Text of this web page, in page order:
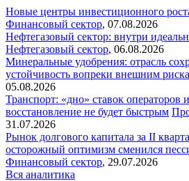
Новые центры инвестиционного
Финансовый сектор, 07.08.2026
Нефтегазовый сектор: внутри
Нефтегазовый сектор, 06.08.2026
Минеральные удобрения: отрасль
устойчивость вопреки внешним
05.08.2026
Транспорт: «дно» ставок операторов
восстановление не будет быстрым
31.07.2026
Рынок долгового капитала за II
осторожный оптимизм сменился
Финансовый сектор, 29.07.2026
Вся аналитика